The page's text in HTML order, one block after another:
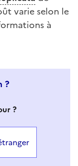
varie selon le
à
?
?